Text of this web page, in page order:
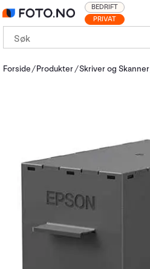
PRIVAT
BEDRIFT
Forside Produkter Skriver og Skanner